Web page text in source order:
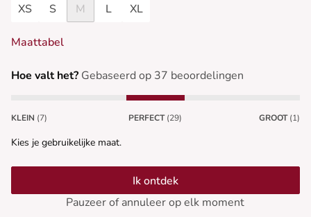
XS S M L XL
Maattabel
Hoe valt het? Gebaseerd op 37 beoordelingen
KLEIN (7) PERFECT (29) GROOT (1)
Kies je gebruikelijke maat.
Ik ontdek
Pauzeer of annuleer op elk moment